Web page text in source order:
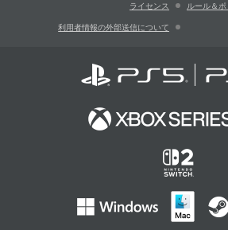
ライセンス ルール＆ポ
利用者情報の外部送信について